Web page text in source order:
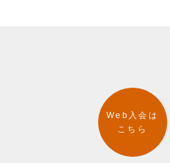
Web入会は
こちら